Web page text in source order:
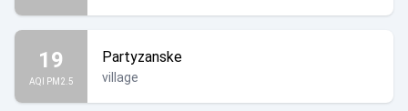
19
AQI PM2.5
Partyzanske
village